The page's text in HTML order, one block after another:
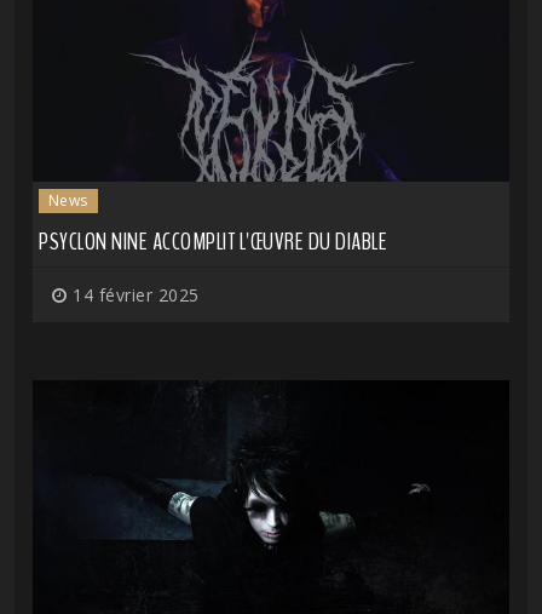
News
PSYCLON NINE ACCOMPLIT L'ŒUVRE DU DIABLE
14 février 2025